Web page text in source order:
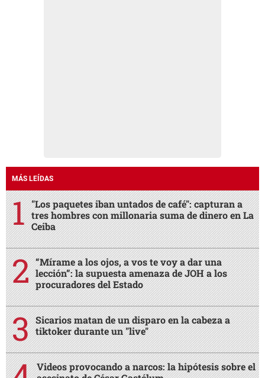
MÁS LEÍDAS
"Los paquetes iban untados de café": capturan a
tres hombres con millonaria suma de dinero en La
Ceiba
“Mírame a los ojos, a vos te voy a dar una
lección”: la supuesta amenaza de JOH a los
procuradores del Estado
Sicarios matan de un disparo en la cabeza a
tiktoker durante un "live"
Videos provocando a narcos: la hipótesis sobre el